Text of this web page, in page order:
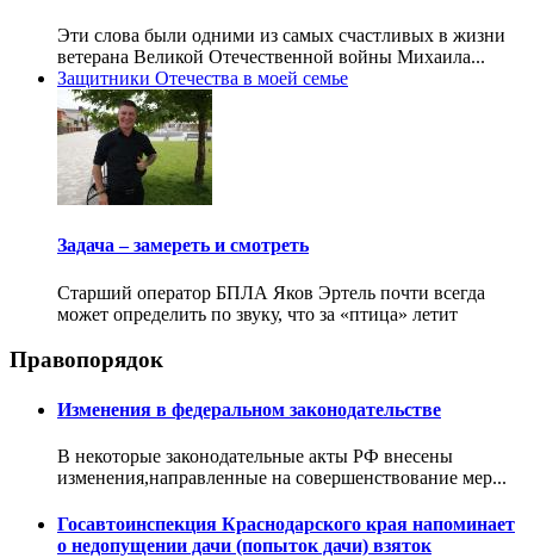
Эти слова были одними из самых счастливых в жизни
ветерана Великой Отечественной войны Михаила...
Защитники Отечества в моей семье
Задача – замереть и смотреть
Старший оператор БПЛА Яков Эртель почти всегда
может определить по звуку, что за «птица» летит
Правопорядок
Изменения в федеральном законодательстве
В некоторые законодательные акты РФ внесены
изменения,направленные на совершенствование мер...
Госавтоинспекция Краснодарского края напоминает
о недопущении дачи (попыток дачи) взяток